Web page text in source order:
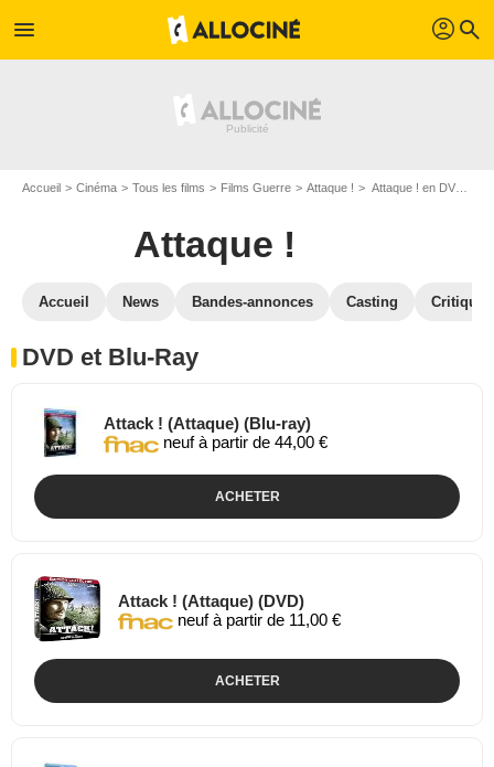
menu profil search
Accueil Cinéma Tous les films Films Guerre Attaque ! Attaque ! en DVD Blu Ray
Attaque !
Accueil News Bandes-annonces Casting
DVD et Blu-Ray
Attack ! (Attaque) (Blu-ray)
neuf à partir de 44,00 €
ACHETER
Attack ! (Attaque) (DVD)
neuf à partir de 11,00 €
ACHETER